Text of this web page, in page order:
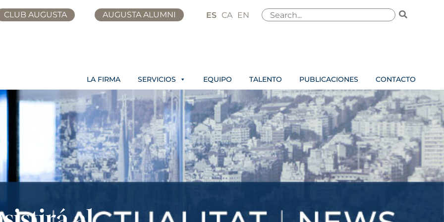
CLUB AUGUSTA AUGUSTA ALUMNI ES CA EN
Buscar
por:
LA FIRMA SERVICIOS EQUIPO TALENTO PUBLICACIONES CONTACTO